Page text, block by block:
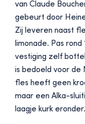
van Claude
gebeurt door
Zij leveren naast
limonade. Pas
vestiging zelf
is bedoeld voor de
fles heeft geen
maar een Alka-
laagje kurk